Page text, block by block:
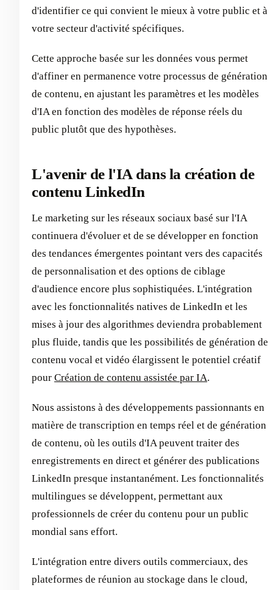
d'identifier ce qui convient le mieux à votre public et à
votre secteur d'activité spécifiques.
Cette approche basée sur les données vous permet
d'affiner en permanence votre processus de génération
de contenu, en ajustant les paramètres et les modèles
d'IA en fonction des modèles de réponse réels du
public plutôt que des hypothèses.
L'avenir de l'IA dans la création de
contenu LinkedIn
Le marketing sur les réseaux sociaux basé sur l'IA
continuera d'évoluer et de se développer en fonction
des tendances émergentes pointant vers des capacités
de personnalisation et des options de ciblage
d'audience encore plus sophistiquées. L'intégration
avec les fonctionnalités natives de LinkedIn et les
mises à jour des algorithmes deviendra probablement
plus fluide, tandis que les possibilités de génération de
contenu vocal et vidéo élargissent le potentiel créatif
pour Création de contenu assistée par IA.
Nous assistons à des développements passionnants en
matière de transcription en temps réel et de génération
de contenu, où les outils d'IA peuvent traiter des
enregistrements en direct et générer des publications
LinkedIn presque instantanément. Les fonctionnalités
multilingues se développent, permettant aux
professionnels de créer du contenu pour un public
mondial sans effort.
L'intégration entre divers outils commerciaux, des
plateformes de réunion au stockage dans le cloud,